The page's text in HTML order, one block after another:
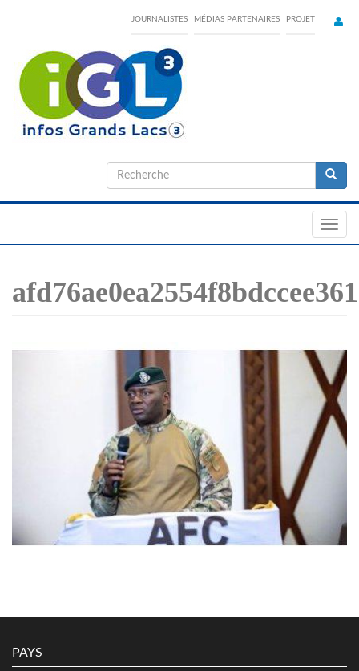
content
JOURNALISTES MÉDIAS PARTENAIRES PROJET
Formulaire
de
PAYS